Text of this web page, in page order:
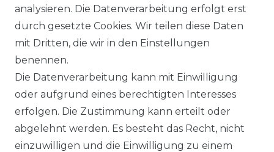
IMPRESSUM
KONTAKT
Unsere Zahlungsmöglichkeiten
analysieren. Die Datenverarbeitung erfolgt erst
durch gesetzte Cookies. Wir teilen diese Daten
mit Dritten, die wir in den Einstellungen
benennen.
Die Datenverarbeitung kann mit Einwilligung
oder aufgrund eines berechtigten Interesses
erfolgen. Die Zustimmung kann erteilt oder
abgelehnt werden. Es besteht das Recht, nicht
einzuwilligen und die Einwilligung zu einem